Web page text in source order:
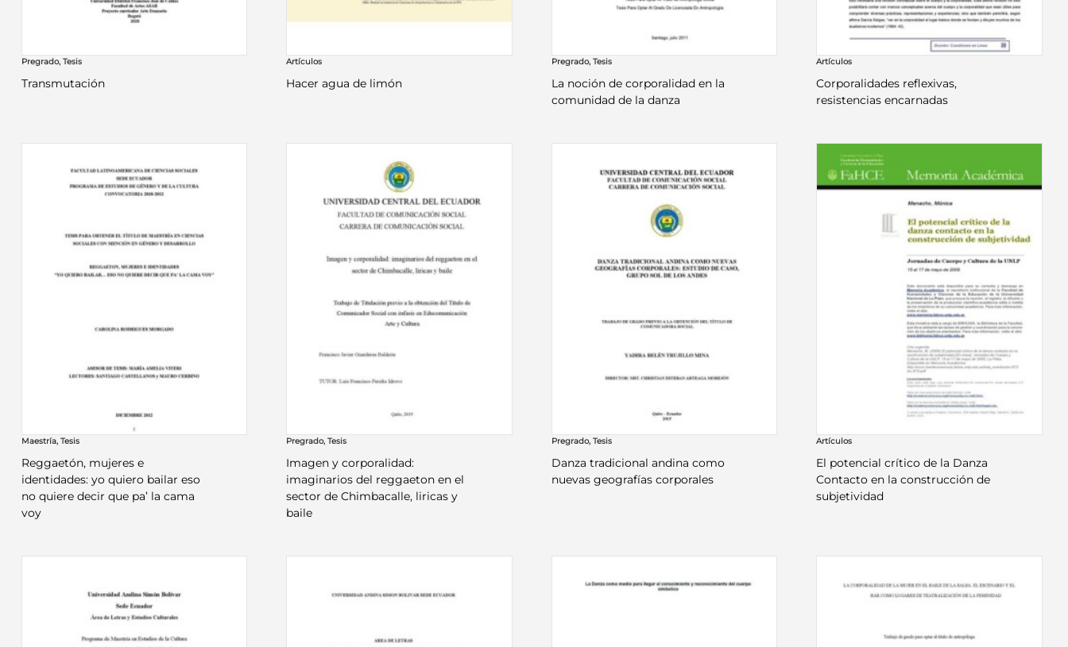
Pregrado, Tesis
Transmutación
Artículos
Hacer agua de limón
Pregrado, Tesis
La noción de corporalidad en la
comunidad de la danza
Artículos
Corporalidades reflexivas,
resistencias encarnadas
Maestría, Tesis
Reggaetón, mujeres e
identidades: yo quiero bailar eso
no quiere decir que pa’ la cama
voy
Pregrado,Tesis
Imagen y corporalidad:
imaginarios del reggaeton en el
sector de Chimbacalle, liricas y
baile
Pregrado, Tesis
Danza tradicional andina como
nuevas geografías corporales
Artículos
El potencial crítico de la Danza
Contacto en la construcción de
subjetividad